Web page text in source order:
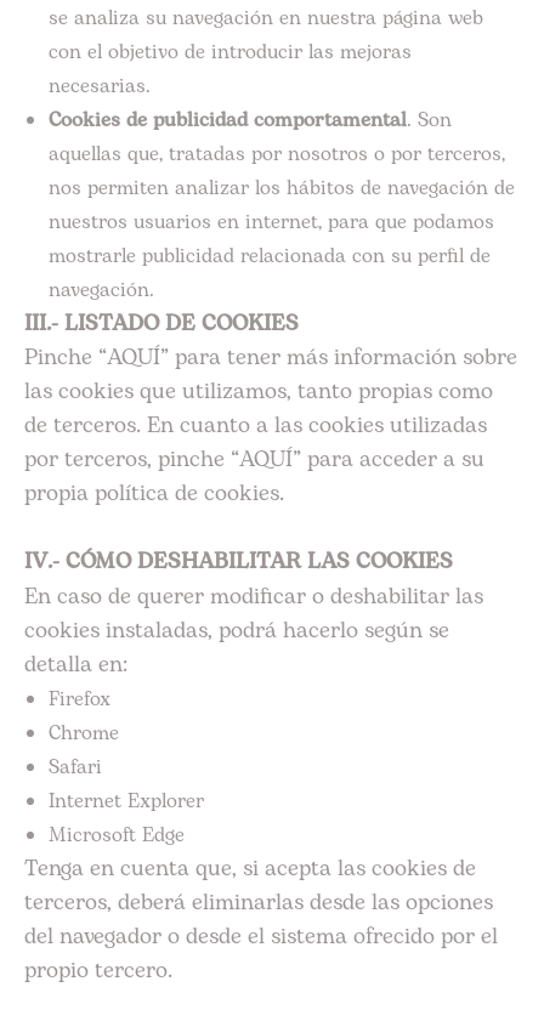
se analiza su navegación en nuestra página web
con el objetivo de introducir las mejoras
necesarias.
Cookies de publicidad comportamental. Son
aquellas que, tratadas por nosotros o por terceros,
nos permiten analizar los hábitos de navegación de
nuestros usuarios en internet, para que podamos
mostrarle publicidad relacionada con su perfil de
navegación.
III.- LISTADO DE COOKIES
Pinche “AQUÍ” para tener más información sobre
las cookies que utilizamos, tanto propias como
de terceros. En cuanto a las cookies utilizadas
por terceros, pinche “AQUÍ” para acceder a su
propia política de cookies.
IV.- CÓMO DESHABILITAR LAS COOKIES
En caso de querer modificar o deshabilitar las
cookies instaladas, podrá hacerlo según se
detalla en:
Firefox
Chrome
Safari
Internet Explorer
Microsoft Edge
Tenga en cuenta que, si acepta las cookies de
terceros, deberá eliminarlas desde las opciones
del navegador o desde el sistema ofrecido por el
propio tercero.